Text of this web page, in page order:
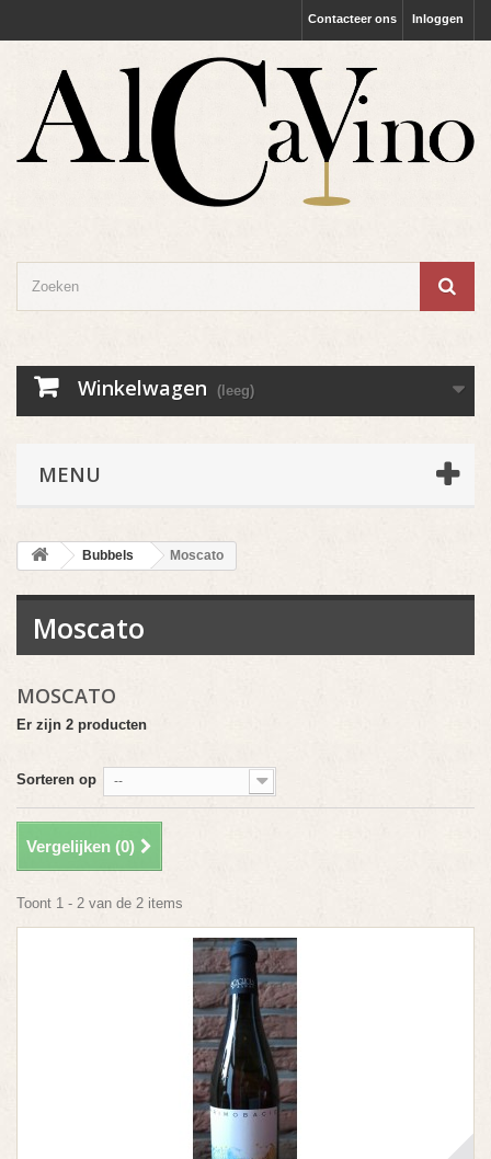
Inloggen
Contacteer ons
Winkelwagen (leeg)
MENU
Bubbels Moscato
Moscato
MOSCATO
Er zijn 2 producten
Sorteren op --
Vergelijken (0)
Toont 1 - 2 van de 2 items